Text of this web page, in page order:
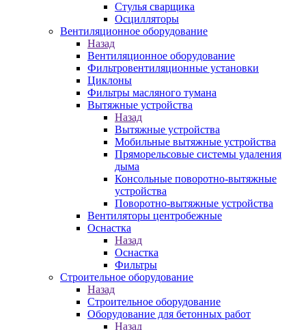
Стулья сварщика
Осцилляторы
Вентиляционное оборудование
Назад
Вентиляционное оборудование
Фильтровентиляционные установки
Циклоны
Фильтры масляного тумана
Вытяжные устройства
Назад
Вытяжные устройства
Мобильные вытяжные устройства
Пряморельсовые системы удаления
дыма
Консольные поворотно-вытяжные
устройства
Поворотно-вытяжные устройства
Вентиляторы центробежные
Оснастка
Назад
Оснастка
Фильтры
Строительное оборудование
Назад
Строительное оборудование
Оборудование для бетонных работ
Назад